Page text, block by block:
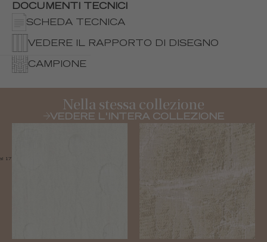
DOCUMENTI TECNICI
SCHEDA TECNICA
VEDERE IL RAPPORTO DI DISEGNO
CAMPIONE
17 cm (6,6")
Nella stessa collezione
VEDERE L'INTERA COLLEZIONE